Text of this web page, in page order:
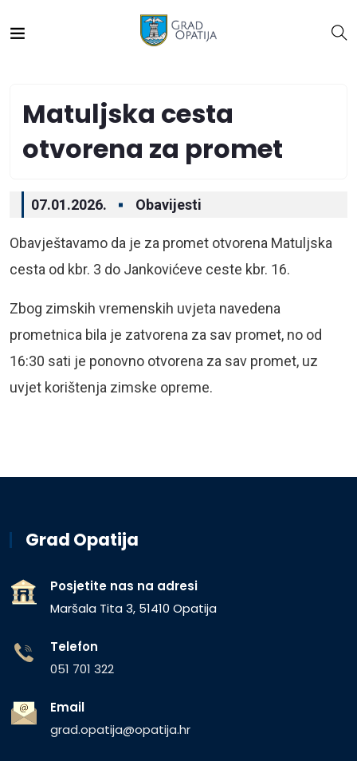
Matuljska cesta
otvorena za promet
07.01.2026. Obavijesti
Obavještavamo da je za promet otvorena Matuljska
cesta od kbr. 3 do Jankovićeve ceste kbr. 16.
Zbog zimskih vremenskih uvjeta navedena
prometnica bila je zatvorena za sav promet, no od
16:30 sati je ponovno otvorena za sav promet, uz
uvjet korištenja zimske opreme.
Grad Opatija
Posjetite nas na adresi
Maršala Tita 3, 51410 Opatija
Telefon
051 701 322
Email
grad.opatija@opatija.hr